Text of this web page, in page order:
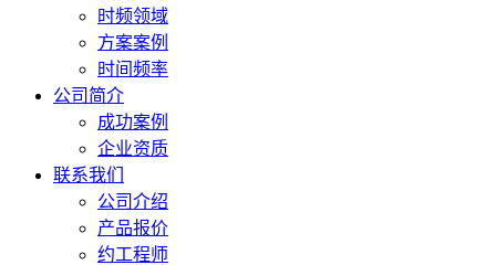
时频领域
方案案例
时间频率
公司简介
成功案例
企业资质
联系我们
公司介绍
产品报价
约工程师